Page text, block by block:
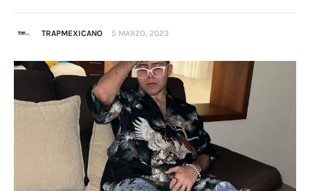
TRAPMEXICANO 5 MARZO, 2023